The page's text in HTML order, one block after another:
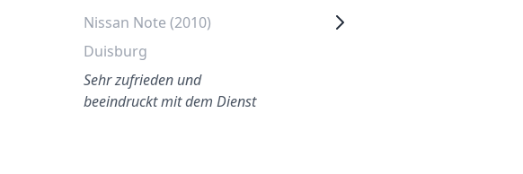
Nissan Note (2010)
Duisburg
Sehr zufrieden und
beeindruckt mit dem Dienst
Nissan NV200 (2013)